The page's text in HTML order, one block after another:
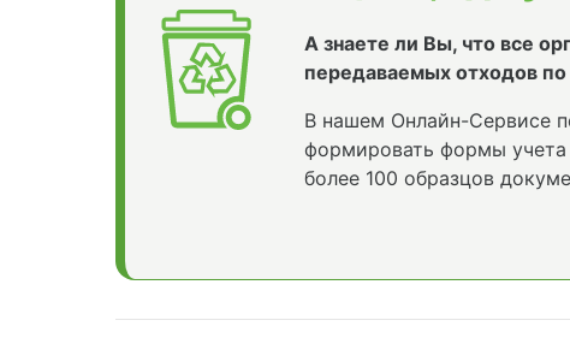
А знаете ли Вы, что все
передаваемых отходов
В нашем Онлайн-Сервисе
формировать формы
более 100 образцов